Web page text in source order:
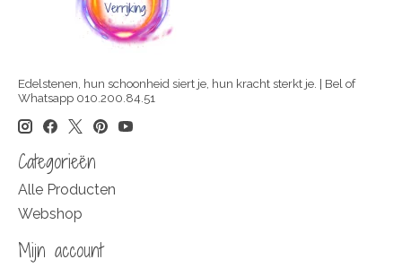
Edelstenen, hun schoonheid siert je, hun kracht sterkt je. | Bel of
Whatsapp 010.200.84.51
Categorieën
Alle Producten
Webshop
Mijn account